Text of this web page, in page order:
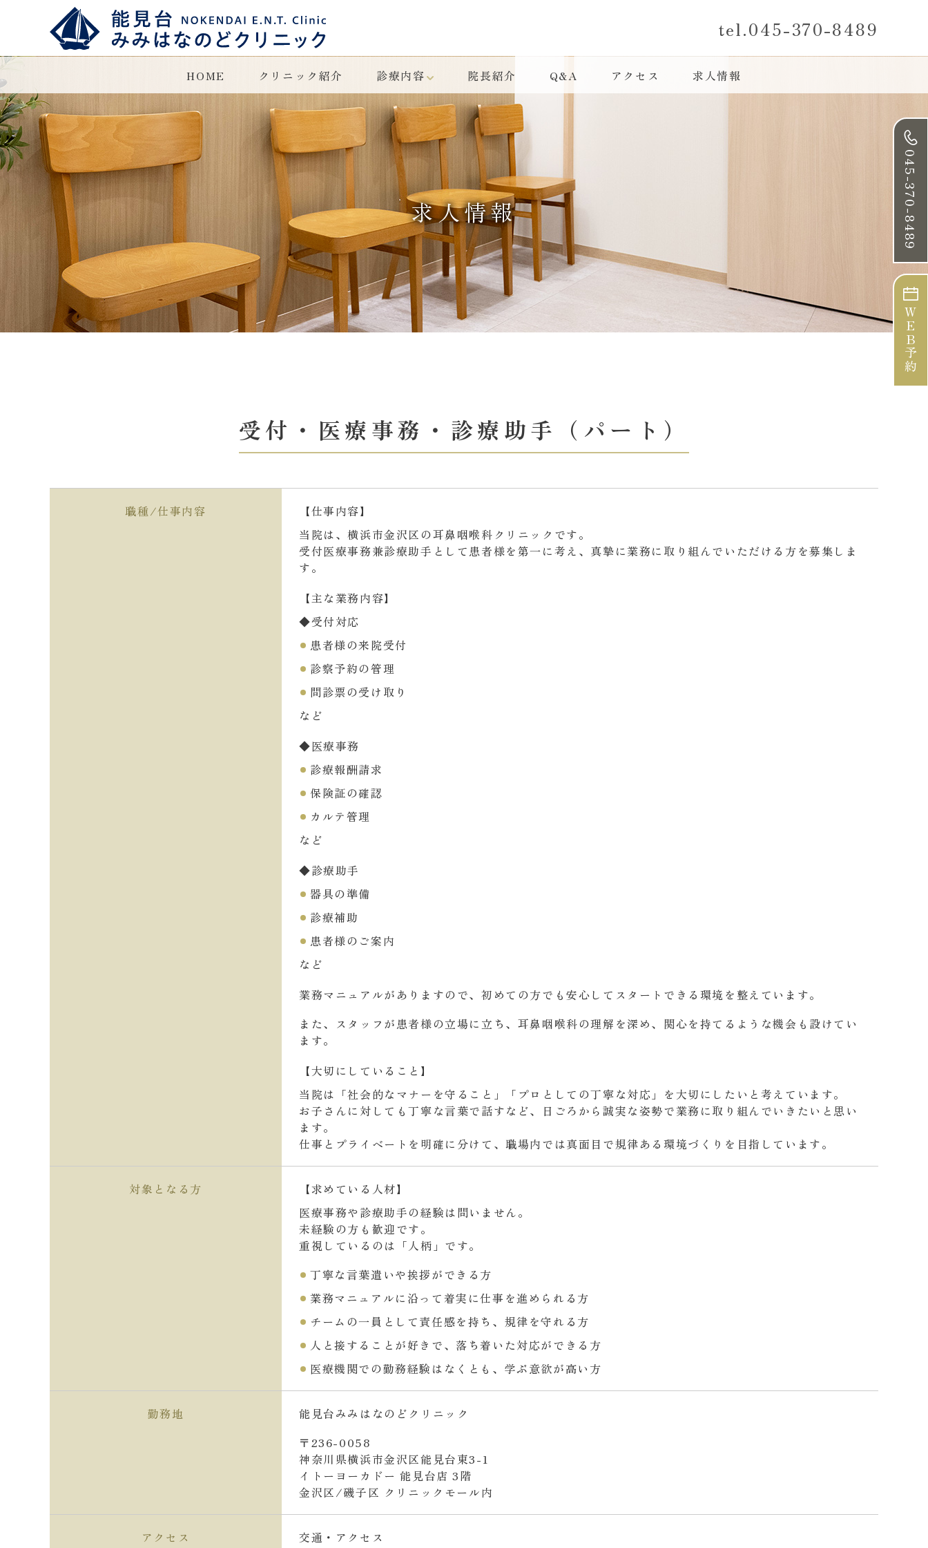
045-370-8489
HOME クリニック紹介 診療内容 院長紹介 Q&A アクセス 求人情報
045
370
8489
WEB予約
求人情報
受付・医療事務・診療助手（パート）
職種/仕事内容
【仕事内容】
当院は、横浜市金沢区の耳鼻咽喉科クリニックです。
受付医療事務兼診療助手として患者様を第一に考え、真摯に業務に取り組んでいただける方を募集しま
す。
【主な業務内容】
◆受付対応
患者様の来院受付
診察予約の管理
問診票の受け取り
など
◆医療事務
診療報酬請求
保険証の確認
カルテ管理
など
◆診療助手
器具の準備
診療補助
患者様のご案内
など
業務マニュアルがありますので、初めての方でも安心してスタートできる環境を整えています。
また、スタッフが患者様の立場に立ち、耳鼻咽喉科の理解を深め、関心を持てるような機会も設けてい
ます。
【大切にしていること】
当院は「社会的なマナーを守ること」「プロとしての丁寧な対応」を大切にしたいと考えています。
お子さんに対しても丁寧な言葉で話すなど、日ごろから誠実な姿勢で業務に取り組んでいきたいと思い
ます。
仕事とプライベートを明確に分けて、職場内では真面目で規律ある環境づくりを目指しています。
対象となる方
【求めている人材】
医療事務や診療助手の経験は問いません。
未経験の方も歓迎です。
重視しているのは「人柄」です。
丁寧な言葉遣いや挨拶ができる方
業務マニュアルに沿って着実に仕事を進められる方
チームの一員として責任感を持ち、規律を守れる方
人と接することが好きで、落ち着いた対応ができる方
医療機関での勤務経験はなくとも、学ぶ意欲が高い方
勤務地
能見台みみはなのどクリニック
〒236-0058
神奈川県横浜市金沢区能見台東3-1
イトーヨーカドー 能見台店 3階
金沢区/磯子区 クリニックモール内
アクセス
交通・アクセス